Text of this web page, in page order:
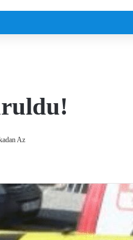
Sürücü, Kaldırımda Uyudu
Az